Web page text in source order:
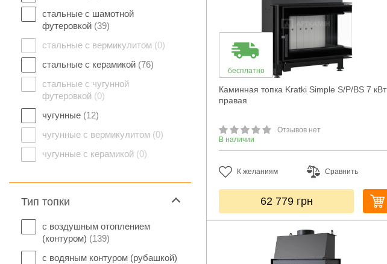
стальные с шамотной
футеровкой (39)
стальные с вермикулитом (0)
стальные с керамикой (76)
стальные с чугунной
футеровкой (0)
чугунные (12)
чугунные с вермикулитом (0)
чугунные с керамикой (0)
Тип топки
с воздушным отоплением
(контуром) (139)
с водяным контуром (рубашкой)
бесплатно
Каминная топка Kratki Simple S/P/BS 7 кВт
правая
Отзывов нет
В наличии
К желаниям Сравнить
62 779 грн